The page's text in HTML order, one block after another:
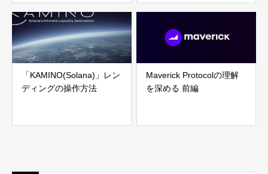
「KAMINO(Solana)」レン
ディングの操作方法
Maverick Protocolの理解
を深める 前編